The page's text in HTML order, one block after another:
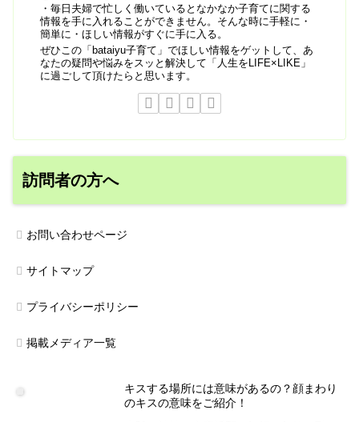
・毎日夫婦で忙しく働いているとなかなか子育てに関する
情報を手に入れることができません。そんな時に手軽に・
簡単に・ほしい情報がすぐに手に入る。
ぜひこの「bataiyu子育て」でほしい情報をゲットして、あ
なたの疑問や悩みをスッと解決して「人生をLIFE×LIKE」
に過ごして頂けたらと思います。
訪問者の方へ
お問い合わせページ
サイトマップ
プライバシーポリシー
掲載メディア一覧
キスする場所には意味があるの？顔まわり
のキスの意味をご紹介！